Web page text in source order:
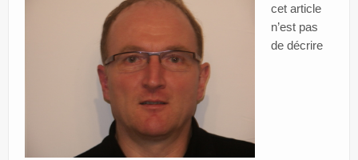
cet article
n’est pas
de décrire